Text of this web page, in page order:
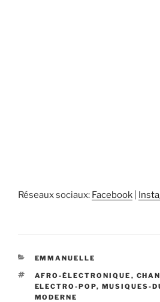
Réseaux sociaux: Facebook
CATÉGORIES
EMMANUELLE
ÉTIQUETTES
AFRO-ÉLECTRONIQUE ,
ELECTRO-POP, MUSIQUES-
MODERNE